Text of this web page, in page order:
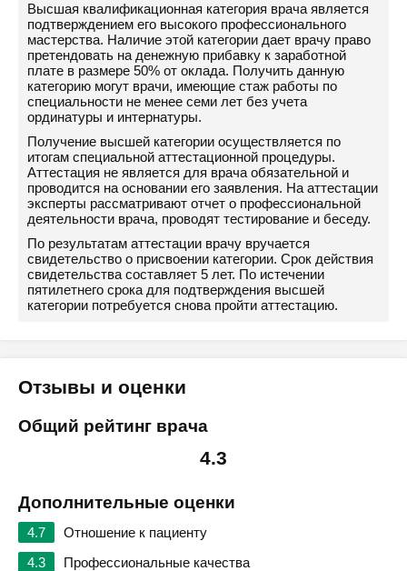
Высшая квалификационная категория врача является
подтверждением его высокого профессионального
мастерства. Наличие этой категории дает врачу право
претендовать на денежную прибавку к заработной
плате в размере 50% от оклада. Получить данную
категорию могут врачи, имеющие стаж работы по
специальности не менее семи лет без учета
ординатуры и интернатуры.
Получение высшей категории осуществляется по
итогам специальной аттестационной процедуры.
Аттестация не является для врача обязательной и
проводится на основании его заявления. На аттестации
эксперты рассматривают отчет о профессиональной
деятельности врача, проводят тестирование и беседу.
По результатам аттестации врачу вручается
свидетельство о присвоении категории. Срок действия
свидетельства составляет 5 лет. По истечении
пятилетнего срока для подтверждения высшей
категории потребуется снова пройти аттестацию.
Отзывы и оценки
Общий рейтинг врача
4.3
Дополнительные оценки
4.7
Отношение к пациенту
4.3
Профессиональные качества